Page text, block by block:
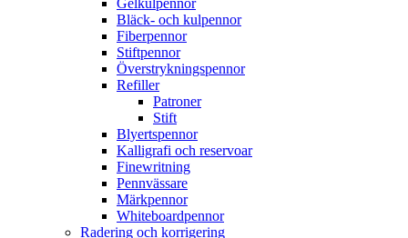
Gelkulpennor
Bläck- och kulpennor
Fiberpennor
Stiftpennor
Överstrykningspennor
Refiller
Patroner
Stift
Blyertspennor
Kalligrafi och reservoar
Finewritning
Pennvässare
Märkpennor
Whiteboardpennor
Radering och korrigering